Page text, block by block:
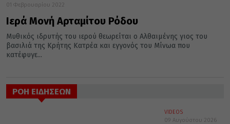
01 Φεβρουαρίου 2022
Ιερά Μονή Αρταμίτου Ρόδου
Μυθικός ιδρυτής του ιερού θεωρείται ο Αλθαιμένης γιος του
βασιλιά της Κρήτης Κατρέα και εγγονός του Μίνωα που
κατέφυγε...
ΡΟΗ ΕΙΔΗΣΕΩΝ
VIDEOS
09 Αυγούστου 2026